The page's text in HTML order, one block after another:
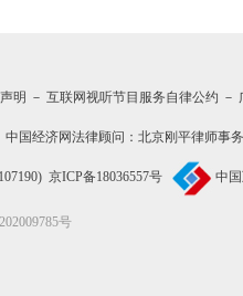
明 － 互联网视听节目服务自律公约 －
国经济网法律顾问：北京刚平律师事
京ICP备18036557号 中
号